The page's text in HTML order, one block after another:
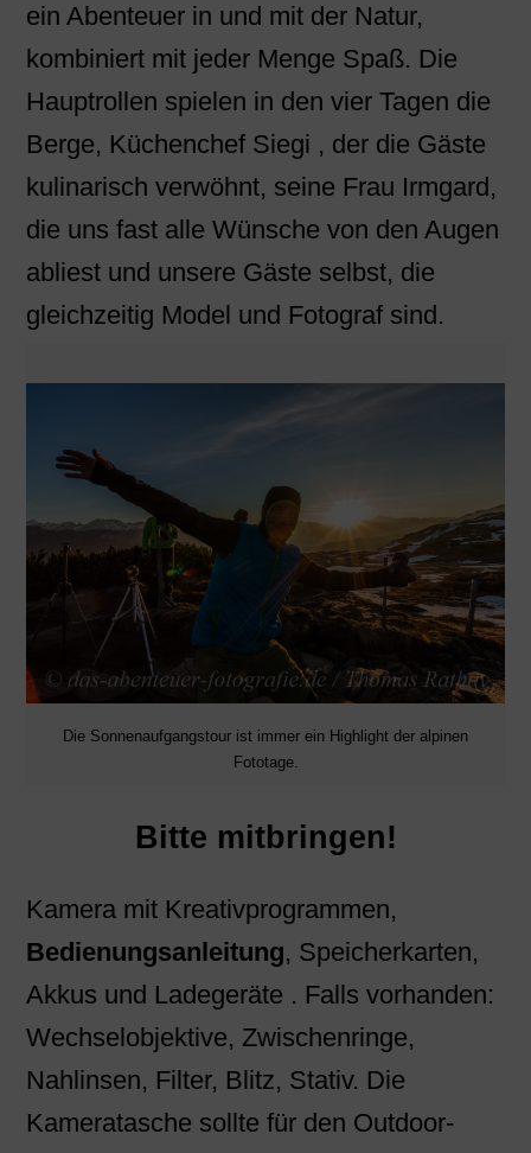
ein Abenteuer in und mit der Natur,
kombiniert mit jeder Menge Spaß. Die
Hauptrollen spielen in den vier Tagen die
Berge, Küchenchef Siegi , der die Gäste
kulinarisch verwöhnt, seine Frau Irmgard,
die uns fast alle Wünsche von den Augen
abliest und unsere Gäste selbst, die
gleichzeitig Model und Fotograf sind.
Die Sonnenaufgangstour ist immer ein Highlight der alpinen
Fototage.
Bitte mitbringen!
Kamera mit Kreativprogrammen,
Bedienungsanleitung, Speicherkarten,
Akkus und Ladegeräte . Falls vorhanden:
Wechselobjektive, Zwischenringe,
Nahlinsen, Filter, Blitz, Stativ. Die
Kameratasche sollte für den Outdoor-